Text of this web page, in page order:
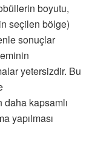
boyutu,
seçilen bölge)
sonuçlar
yetersizdir. Bu
kapsamlı
yapılması